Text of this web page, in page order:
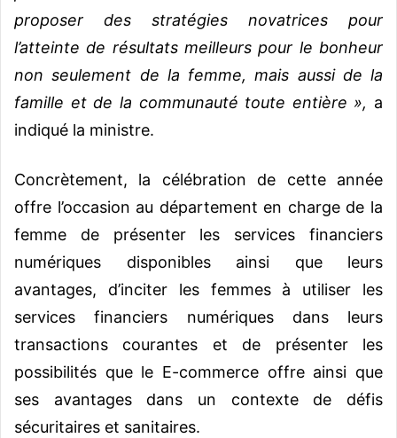
proposer des stratégies novatrices pour
l’atteinte de résultats meilleurs pour le bonheur
non seulement de la femme, mais aussi de la
famille et de la communauté toute entière », a
indiqué la ministre.
Concrètement, la célébration de cette année
offre l’occasion au département en charge de la
femme de présenter les services financiers
numériques disponibles ainsi que leurs
avantages, d’inciter les femmes à utiliser les
services financiers numériques dans leurs
transactions courantes et de présenter les
possibilités que le E-commerce offre ainsi que
ses avantages dans un contexte de défis
sécuritaires et sanitaires.